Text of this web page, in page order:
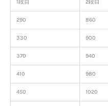
1段目 2段目
290 860
330 900
370 940
410 980
450 1020